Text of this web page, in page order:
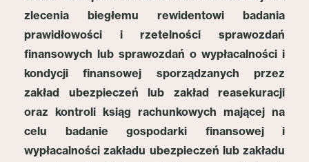
zlecenia biegłemu rewidentowi badania
prawidłowości i rzetelności sprawozdań
finansowych lub sprawozdań o wypłacalności i
kondycji finansowej sporządzanych przez
zakład ubezpieczeń lub zakład reasekuracji
oraz kontroli ksiąg rachunkowych mającej na
celu badanie gospodarki finansowej i
wypłacalności zakładu ubezpieczeń lub zakładu